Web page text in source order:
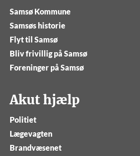
Samsø Kommune
Samsøs historie
Flyt til Samsø
Bliv frivillig på Samsø
Foreninger på Samsø
Akut hjælp
Politiet
Lægevagten
Brandvæsenet